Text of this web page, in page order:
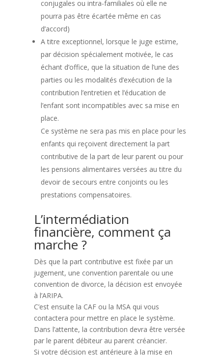
conjugales ou intra-familiales où elle ne
pourra pas être écartée même en cas
d’accord)
A titre exceptionnel, lorsque le juge estime,
par décision spécialement motivée, le cas
échant d’office, que la situation de l’une des
parties ou les modalités d’exécution de la
contribution l’entretien et l’éducation de
l’enfant sont incompatibles avec sa mise en
place.
Ce système ne sera pas mis en place pour les
enfants qui reçoivent directement la part
contributive de la part de leur parent ou pour
les pensions alimentaires versées au titre du
devoir de secours entre conjoints ou les
prestations compensatoires.
L’intermédiation
financière, comment ça
marche ?
Dès que la part contributive est fixée par un
jugement, une convention parentale ou une
convention de divorce, la décision est envoyée
à l’ARIPA.
C’est ensuite la CAF ou la MSA qui vous
contactera pour mettre en place le système.
Dans l’attente, la contribution devra être versée
par le parent débiteur au parent créancier.
Si votre décision est antérieure à la mise en